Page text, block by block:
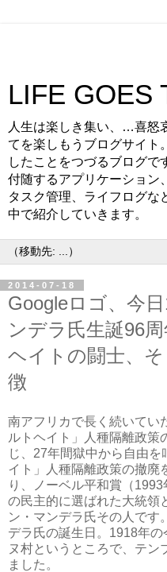
LIFE GOES
人生は楽しき集い、…喜怒
てを楽しもうブログサイト
したことをつづるブログで
付随するアプリケーション
タスク管理、ライフログな
中で紹介していきます。
2014-07-18
Googleロゴ、今
ンデラ氏生誕96
ヘイトの闘士、
徴
南アフリカで長く続いてい
ルトヘイト」人種隔離政策
じ、27年間獄中から自由
イト」人種隔離政策の撤廃
り、ノーベル平和賞（
の民主的に選ばれた大統領
ン・マンデラ氏その人です
デラ氏の誕生日。1918年
ヌ村というところで、テン
ました。